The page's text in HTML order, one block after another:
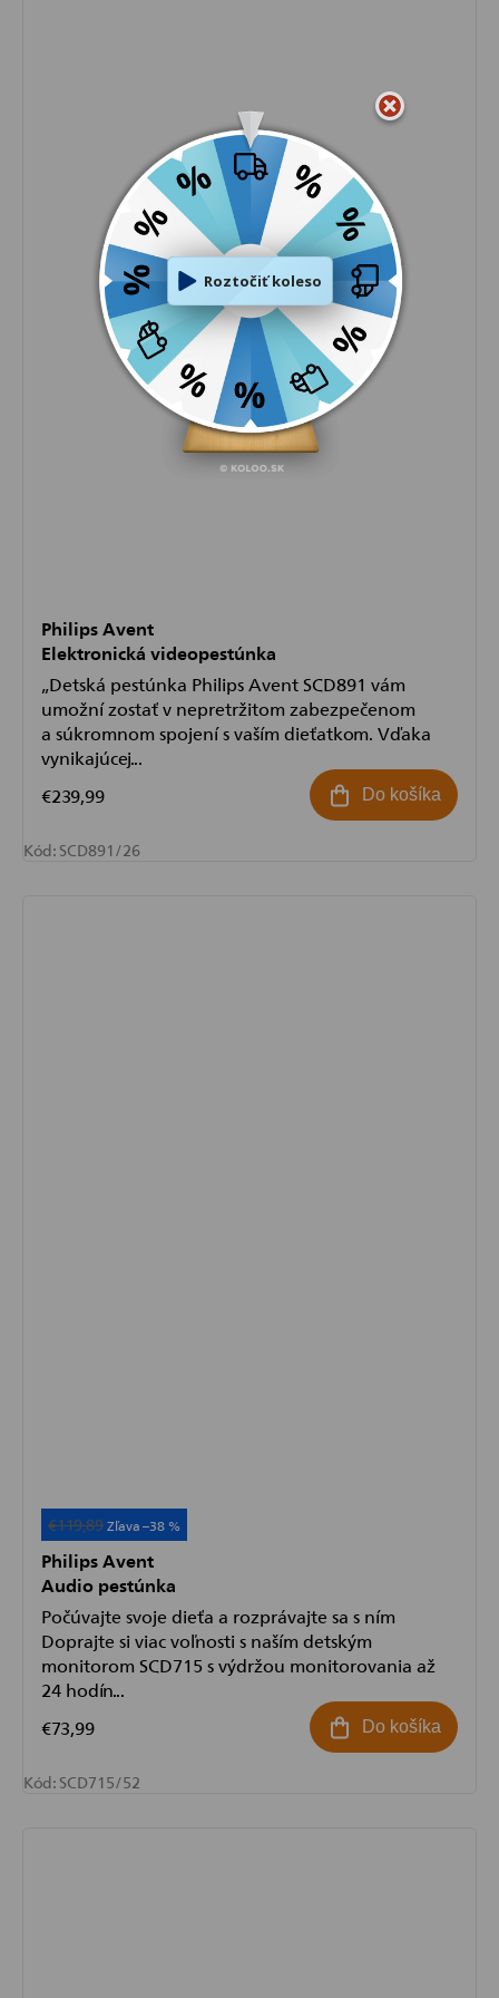
Philips Avent
Elektronická videopestúnka
€239,99 Do košíka
„Detská pestúnka Philips Avent SCD891 vám
umožní zostať v nepretržitom zabezpečenom
a súkromnom spojení s vaším dieťatkom. Vďaka
vynikajúcej...
Kód: SCD891/26
Akcia
€119,89 –38 %
Philips Avent
Audio pestúnka
€73,99 Do košíka
Počúvajte svoje dieťa a rozprávajte sa s ním
Doprajte si viac voľnosti s naším detským
monitorom SCD715 s výdržou monitorovania až
24 hodín...
Kód: SCD715/52